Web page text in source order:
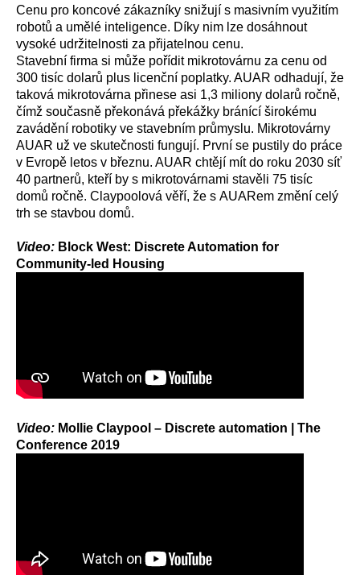
Cenu pro koncové zákazníky snižují s masivním využitím
robotů a umělé inteligence. Díky nim lze dosáhnout
vysoké udržitelnosti za přijatelnou cenu.
Stavební firma si může pořídit mikrotovárnu za cenu od
300 tisíc dolarů plus licenční poplatky. AUAR odhadují, že
taková mikrotovárna přinese asi 1,3 miliony dolarů ročně,
čímž současně překonává překážky bránící širokému
zavádění robotiky ve stavebním průmyslu. Mikrotovárny
AUAR už ve skutečnosti fungují. První se pustily do práce
v Evropě letos v březnu. AUAR chtějí mít do roku 2030 síť
40 partnerů, kteří by s mikrotovárnami stavěli 75 tisíc
domů ročně. Claypoolová věří, že s AUARem změní celý
trh se stavbou domů.
Video: Block West: Discrete Automation for
Community-led Housing
Video: Mollie Claypool – Discrete automation | The
Conference 2019